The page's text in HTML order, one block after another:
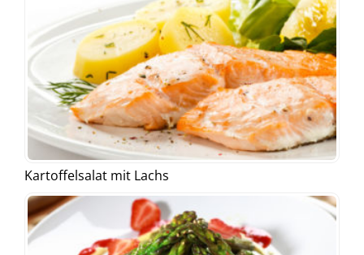
Kartoffelsalat mit Lachs